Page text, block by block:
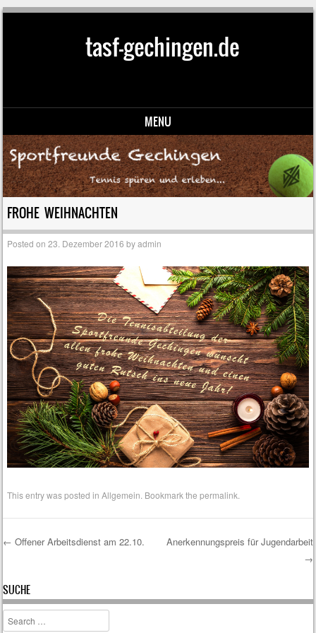
tasf-gechingen.de
MENU
Skip to content
FROHE WEIHNACHTEN
Posted on23. Dezember 2016 byadmin
This entry was posted inAllgemein . Bookmark thepermalink
← Offener Arbeitsdienst am 22.10.
Anerkennungspreis für Jugendarbeit
→
SUCHE
Search